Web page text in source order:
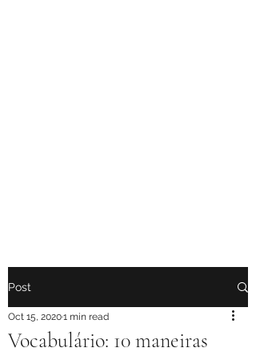
Post
Vocabulário: 10 maneiras
Oct 15, 20201 min read